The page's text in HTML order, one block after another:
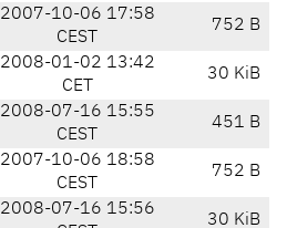
2007-10-06 17:58
CEST
752 B
2008-01-02 13:42
CET
30 KiB
2008-07-16 15:55
CEST
451 B
2007-10-06 18:58
CEST
752 B
2008-07-16 15:56
30 KiB